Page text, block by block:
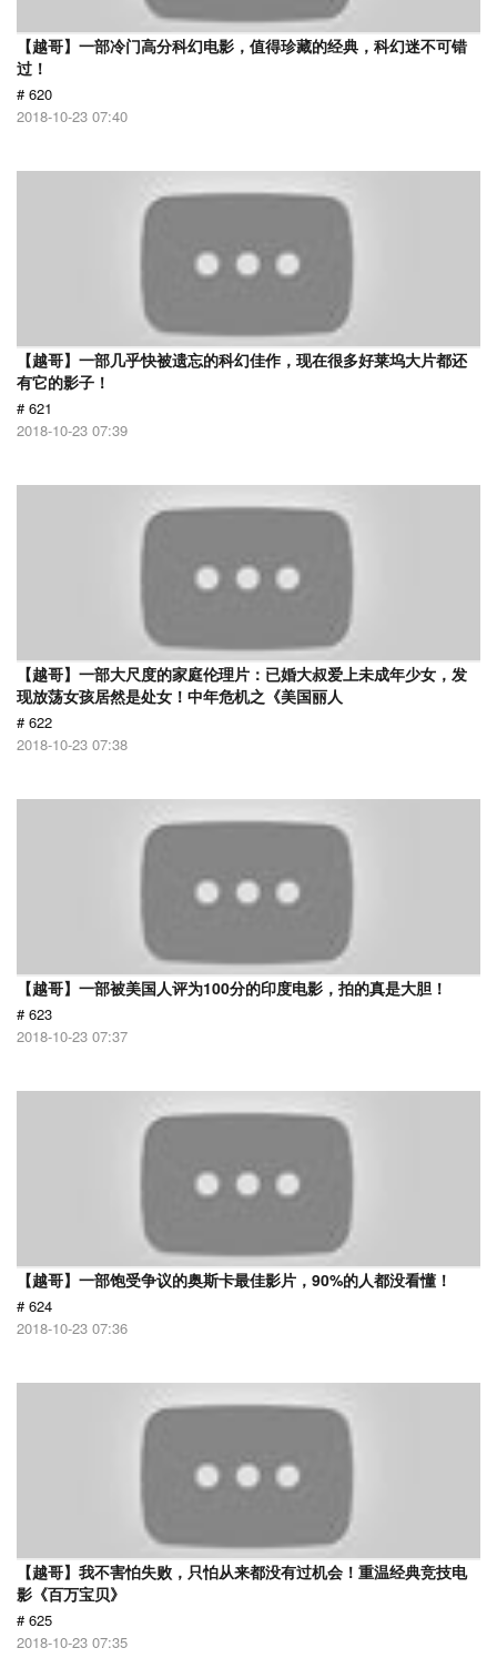
【越哥】一部冷门高分科幻电影，值得珍藏的经典，科幻迷不可错
过！
# 620
2018-10-23 07:40
【越哥】一部几乎快被遗忘的科幻佳作，现在很多好莱坞大片都还
有它的影子！
# 621
2018-10-23 07:39
【越哥】一部大尺度的家庭伦理片：已婚大叔爱上未成年少女，发
现放荡女孩居然是处女！中年危机之《美国丽人
# 622
2018-10-23 07:38
【越哥】一部被美国人评为100分的印度电影，拍的真是大胆！
# 623
2018-10-23 07:37
【越哥】一部饱受争议的奥斯卡最佳影片，90%的人都没看懂！
# 624
2018-10-23 07:36
【越哥】我不害怕失败，只怕从来都没有过机会！重温经典竞技电
影《百万宝贝》
# 625
2018-10-23 07:35